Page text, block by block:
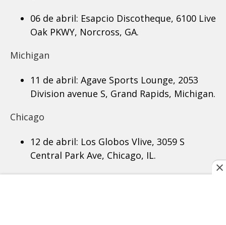
06 de abril: Esapcio Discotheque, 6100 Live
Oak PKWY, Norcross, GA.
Michigan
11 de abril: Agave Sports Lounge, 2053
Division avenue S, Grand Rapids, Michigan.
Chicago
12 de abril: Los Globos Vlive, 3059 S
Central Park Ave, Chicago, IL.
Ohio